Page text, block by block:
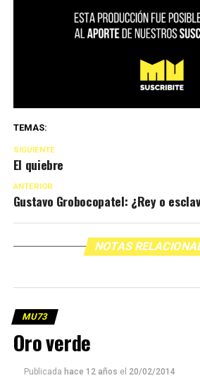
TEMAS:
SIGUIENTE
El quiebre
ANTERIOR
Gustavo Grobocopatel: ¿Rey o
NOTAS
MU73
Oro verde
Publicada hace 12 años el 20/02/2014